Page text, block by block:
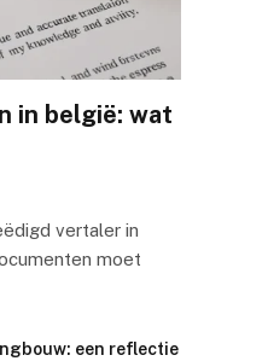
in belgië: wat
vertaler in
moet
een reflectie